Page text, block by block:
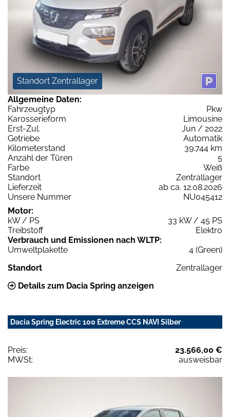
Standort Zentrallager
Allgemeine Daten:
Fahrzeugtyp
Pkw
Karosserieform
Limousine
Erst-Zul.
Jun / 2022
Getriebe
Automatik
Kilometerstand
39.744 km
Anzahl der Türen
5
Farbe
Weiß
Standort
Zentrallager
Lieferzeit
ab ca. 12.08.2026
Unsere Nummer
NU045412
Motor:
kW / PS
33 kW / 45 PS
Treibstoff
Elektro
Verbrauch und Emissionen nach WLTP:
Umweltplakette
4 (Green)
Standort
Zentrallager
Details zum Dacia Spring anzeigen
Dacia Spring Electric 100 Extreme CCS NAVI Silber
Preis:
23.566,00 €
MWSt:
ausweisbar